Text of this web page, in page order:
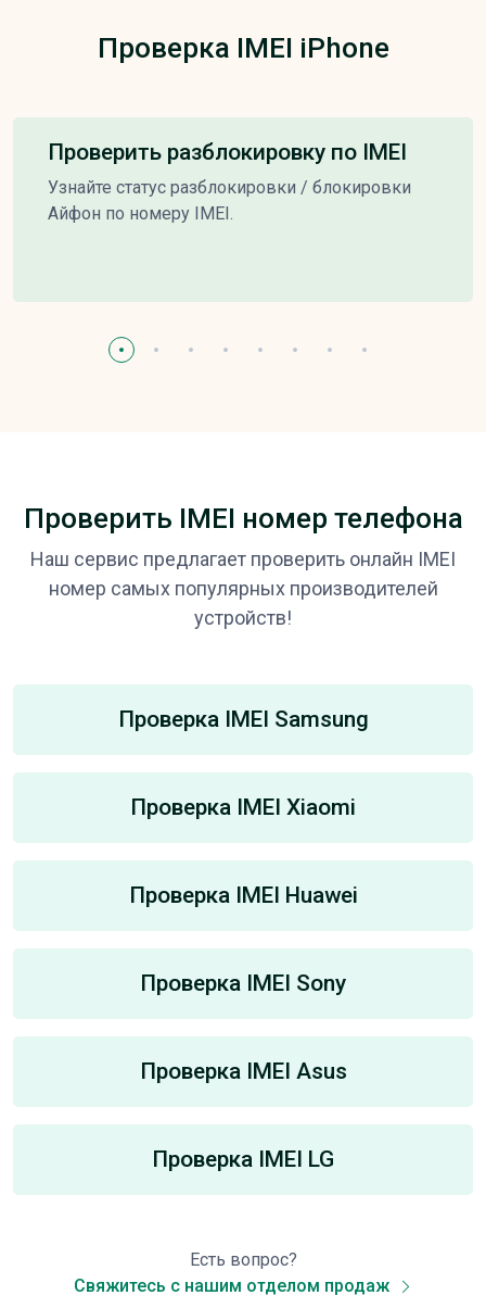
Проверка IMEI iPhone
Проверить разблокировку по IMEI
Узнайте статус разблокировки / блокировки
Айфон по номеру IMEI.
Проверить IMEI номер телефона
Наш сервис предлагает проверить онлайн IMEI
номер самых популярных производителей
устройств!
Проверка IMEI Samsung
Проверка IMEI Xiaomi
Проверка IMEI Huawei
Проверка IMEI Sony
Проверка IMEI Asus
Проверка IMEI LG
Есть вопрос?
Свяжитесь с нашим отделом продаж